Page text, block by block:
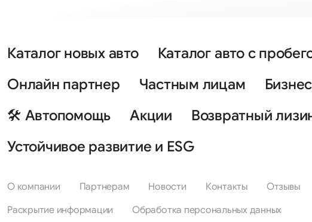
Каталог новых авто
Каталог авто с
Онлайн партнер
Частным лицам
🛠 Автопомощь
Акции
Возвратный
Устойчивое развитие и ESG
О компании Партнерам Новости Контакты Отзывы
Раскрытие информации
Обработка персональных данных